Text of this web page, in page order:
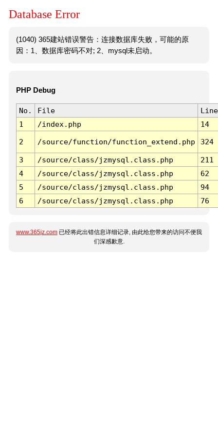
Database Error
(1040) 365建站错误警告：连接数据库失败，可能的原
因：1、数据库密码不对; 2、mysql未启动。
PHP Debug
No. File
Line
1
/index.php 14
2 /source/function/function_extend.php 324
3 /source/class/jzmysql.class.php
211
4
/source/class/jzmysql.class.php
62
5
/source/class/jzmysql.class.php
94
6
/source/class/jzmysql.class.php 76
www.365jz.com 已经将此出错信息详细记录, 由此给您带来的访问不便我
们深感歉意.